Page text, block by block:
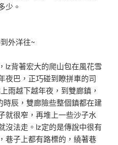
少。
外洋往~
背著宏大的爬山包在風花雪
夜巴，正巧碰到瞭拼車的司
雨越下越年夜，到雙廊鎮，
辰，雙廊險些整個鎮都在建
就很窄，再堆上一些沙子水
沒法走。lz定的是傳說中很有
巷子上都有路標的，繞著巷